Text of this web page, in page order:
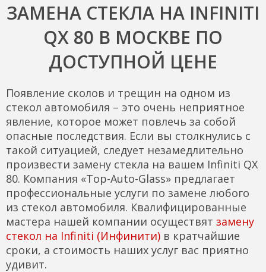
ЗАМЕНА СТЕКЛА НА INFINITI
QX 80 В МОСКВЕ ПО
ДОСТУПНОЙ ЦЕНЕ
Появление сколов и трещин на одном из
стекол автомобиля – это очень неприятное
явление, которое может повлечь за собой
опасные последствия. Если вы столкнулись с
такой ситуацией, следует незамедлительно
произвести замену стекла на вашем Infiniti QX
80. Компания «Top-Auto-Glass» предлагает
профессиональные услуги по замене любого
из стекол автомобиля. Квалифицированные
мастера нашей компании осуществят замену
стекол на Infiniti (Инфинити) в кратчайшие
сроки, а стоимость наших услуг вас приятно
удивит.